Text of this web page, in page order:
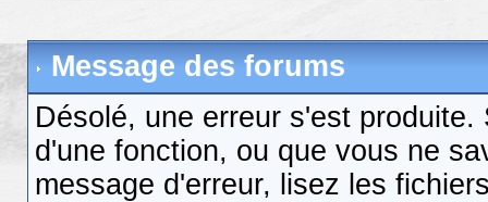
Message des forums
Désolé, une erreur s'est
d'une fonction, ou que vous ne
message d'erreur, lisez les